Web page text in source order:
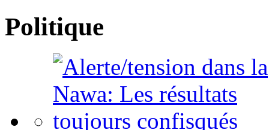
Politique